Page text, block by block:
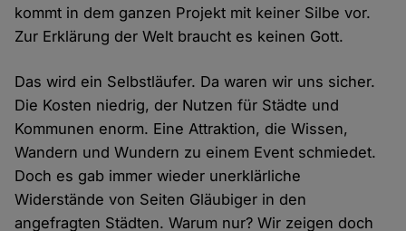
kommt in dem ganzen Projekt mit keiner Silbe vor.
Zur Erklärung der Welt braucht es keinen Gott.
Das wird ein Selbstläufer. Da waren wir uns sicher.
Die Kosten niedrig, der Nutzen für Städte und
Kommunen enorm. Eine Attraktion, die Wissen,
Wandern und Wundern zu einem Event schmiedet.
Doch es gab immer wieder unerklärliche
Widerstände von Seiten Gläubiger in den
angefragten Städten. Warum nur? Wir zeigen doch